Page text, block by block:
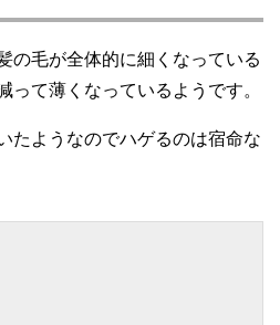
の毛が全体的に細くなっている
って薄くなっているようです。
たようなのでハゲるのは宿命な